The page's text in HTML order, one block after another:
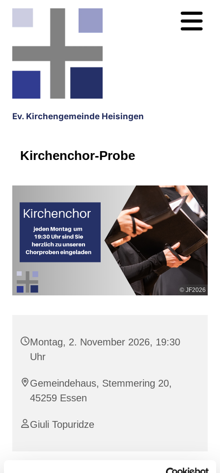
Ev. Kirchengemeinde Heisingen
Kirchenchor-Probe
© JF2026
Montag, 2. November 2026, 19:30
Uhr
Gemeindehaus, Stemmering 20,
45259 Essen
Giuli Topuridze